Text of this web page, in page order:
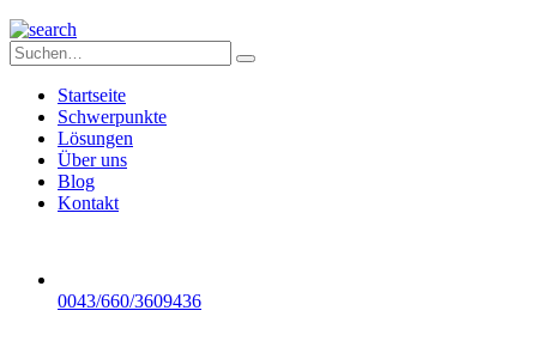
Startseite
Schwerpunkte
Lösungen
Über uns
Blog
Kontakt
0043/660/3609436